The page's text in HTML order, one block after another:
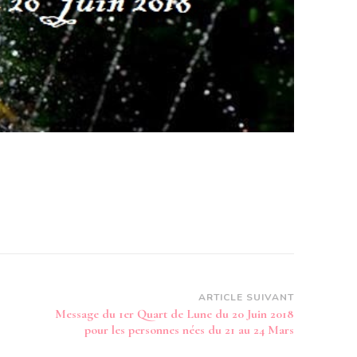
ARTICLE SUIVANT
Message du 1er Quart de Lune du 20 Juin 2018
pour les personnes nées du 21 au 24 Mars